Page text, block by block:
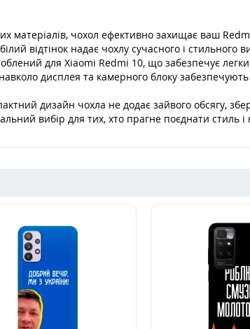
матеріалів, чохол ефективно захищає ваш
відтінок надає чохлу сучасного і
для Xiaomi Redmi 10, що забезпечує
дисплея та камерного блоку
дизайн чохла не додає зайвого обсягу,
вибір для тих, хто прагне поєднати стиль